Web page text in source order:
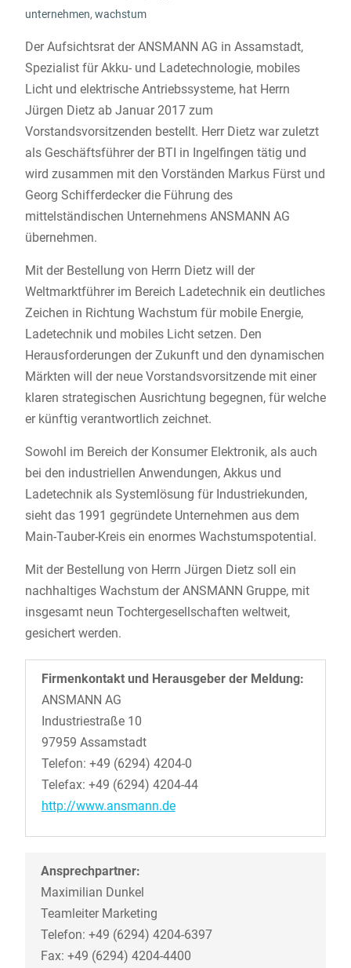
unternehmen, wachstum
Der Aufsichtsrat der ANSMANN AG in Assamstadt,
Spezialist für Akku- und Ladetechnologie, mobiles
Licht und elektrische Antriebssysteme, hat Herrn
Jürgen Dietz ab Januar 2017 zum
Vorstandsvorsitzenden bestellt. Herr Dietz war zuletzt
als Geschäftsführer der BTI in Ingelfingen tätig und
wird zusammen mit den Vorständen Markus Fürst und
Georg Schifferdecker die Führung des
mittelständischen Unternehmens ANSMANN AG
übernehmen.
Mit der Bestellung von Herrn Dietz will der
Weltmarktführer im Bereich Ladetechnik ein deutliches
Zeichen in Richtung Wachstum für mobile Energie,
Ladetechnik und mobiles Licht setzen. Den
Herausforderungen der Zukunft und den dynamischen
Märkten will der neue Vorstandsvorsitzende mit einer
klaren strategischen Ausrichtung begegnen, für welche
er künftig verantwortlich zeichnet.
Sowohl im Bereich der Konsumer Elektronik, als auch
bei den industriellen Anwendungen, Akkus und
Ladetechnik als Systemlösung für Industriekunden,
sieht das 1991 gegründete Unternehmen aus dem
Main-Tauber-Kreis ein enormes Wachstumspotential.
Mit der Bestellung von Herrn Jürgen Dietz soll ein
nachhaltiges Wachstum der ANSMANN Gruppe, mit
insgesamt neun Tochtergesellschaften weltweit,
gesichert werden.
Firmenkontakt und Herausgeber der Meldung:
ANSMANN AG
Industriestraße 10
97959 Assamstadt
Telefon: +49 (6294) 4204-0
Telefax: +49 (6294) 4204-44
http://www.ansmann.de
Ansprechpartner:
Maximilian Dunkel
Teamleiter Marketing
Telefon: +49 (6294) 4204-6397
Fax: +49 (6294) 4204-4400